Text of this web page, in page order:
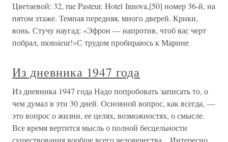
Цветаевой: 32, rue Pasteur, Hotel Innova,[50] номер 36-й, на
пятом этаже. Темная передняя, много дверей. Крики,
вонь. Стучу наугад: «Эфрон — напротив, чтоб вас черт
побрал, monsieur!»С трудом пробираюсь к Марине
Из дневника 1947 года
Из дневника 1947 года Надо попробовать записать то, о
чем думал в эти 30 дней. Основной вопрос, как всегда, —
это вопрос о жизни, ее целях, возможностях, о смысле.
Все время вертится мысль о полной бесцельности